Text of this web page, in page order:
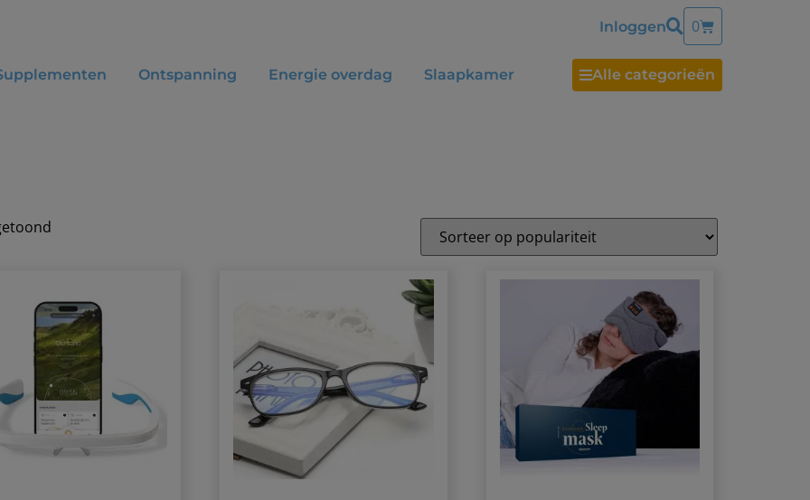
Inloggen 0
Ontspanning Energie overdag Slaapkamer Alle categorieën